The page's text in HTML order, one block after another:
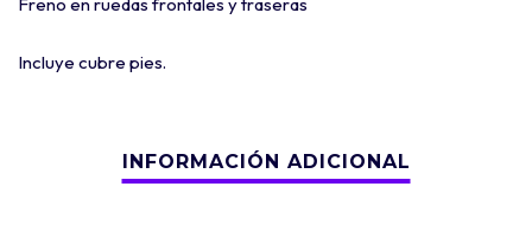
Freno en ruedas frontales y traseras
Incluye cubre pies.